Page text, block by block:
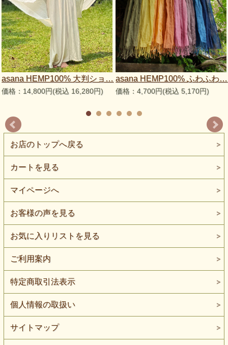
asana HEMP100% 大判ショ…
価格：14,800円(税込 16,280円)
asana HEMP100% ふわふわ…
価格：4,700円(税込 5,170円)
お店のトップへ戻る
カートを見る
マイページへ
お客様の声を見る
お気に入りリストを見る
ご利用案内
特定商取引法表示
個人情報の取扱い
サイトマップ